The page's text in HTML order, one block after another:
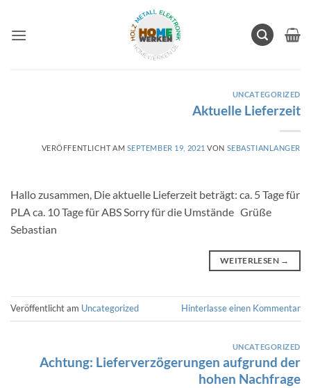
springen
UNCATEGORIZED
Aktuelle Lieferzeit
VERÖFFENTLICHT AM SEPTEMBER 19, 2021 VON SEBASTIANLANGER
Hallo zusammen, Die aktuelle Lieferzeit beträgt: ca. 5 Tage für
PLA ca. 10 Tage für ABS Sorry für die Umstände Grüße
Sebastian
WEITERLESEN →
Veröffentlicht am Uncategorized Hinterlasse einen Kommentar
UNCATEGORIZED
Achtung: Lieferverzögerungen aufgrund der
hohen Nachfrage